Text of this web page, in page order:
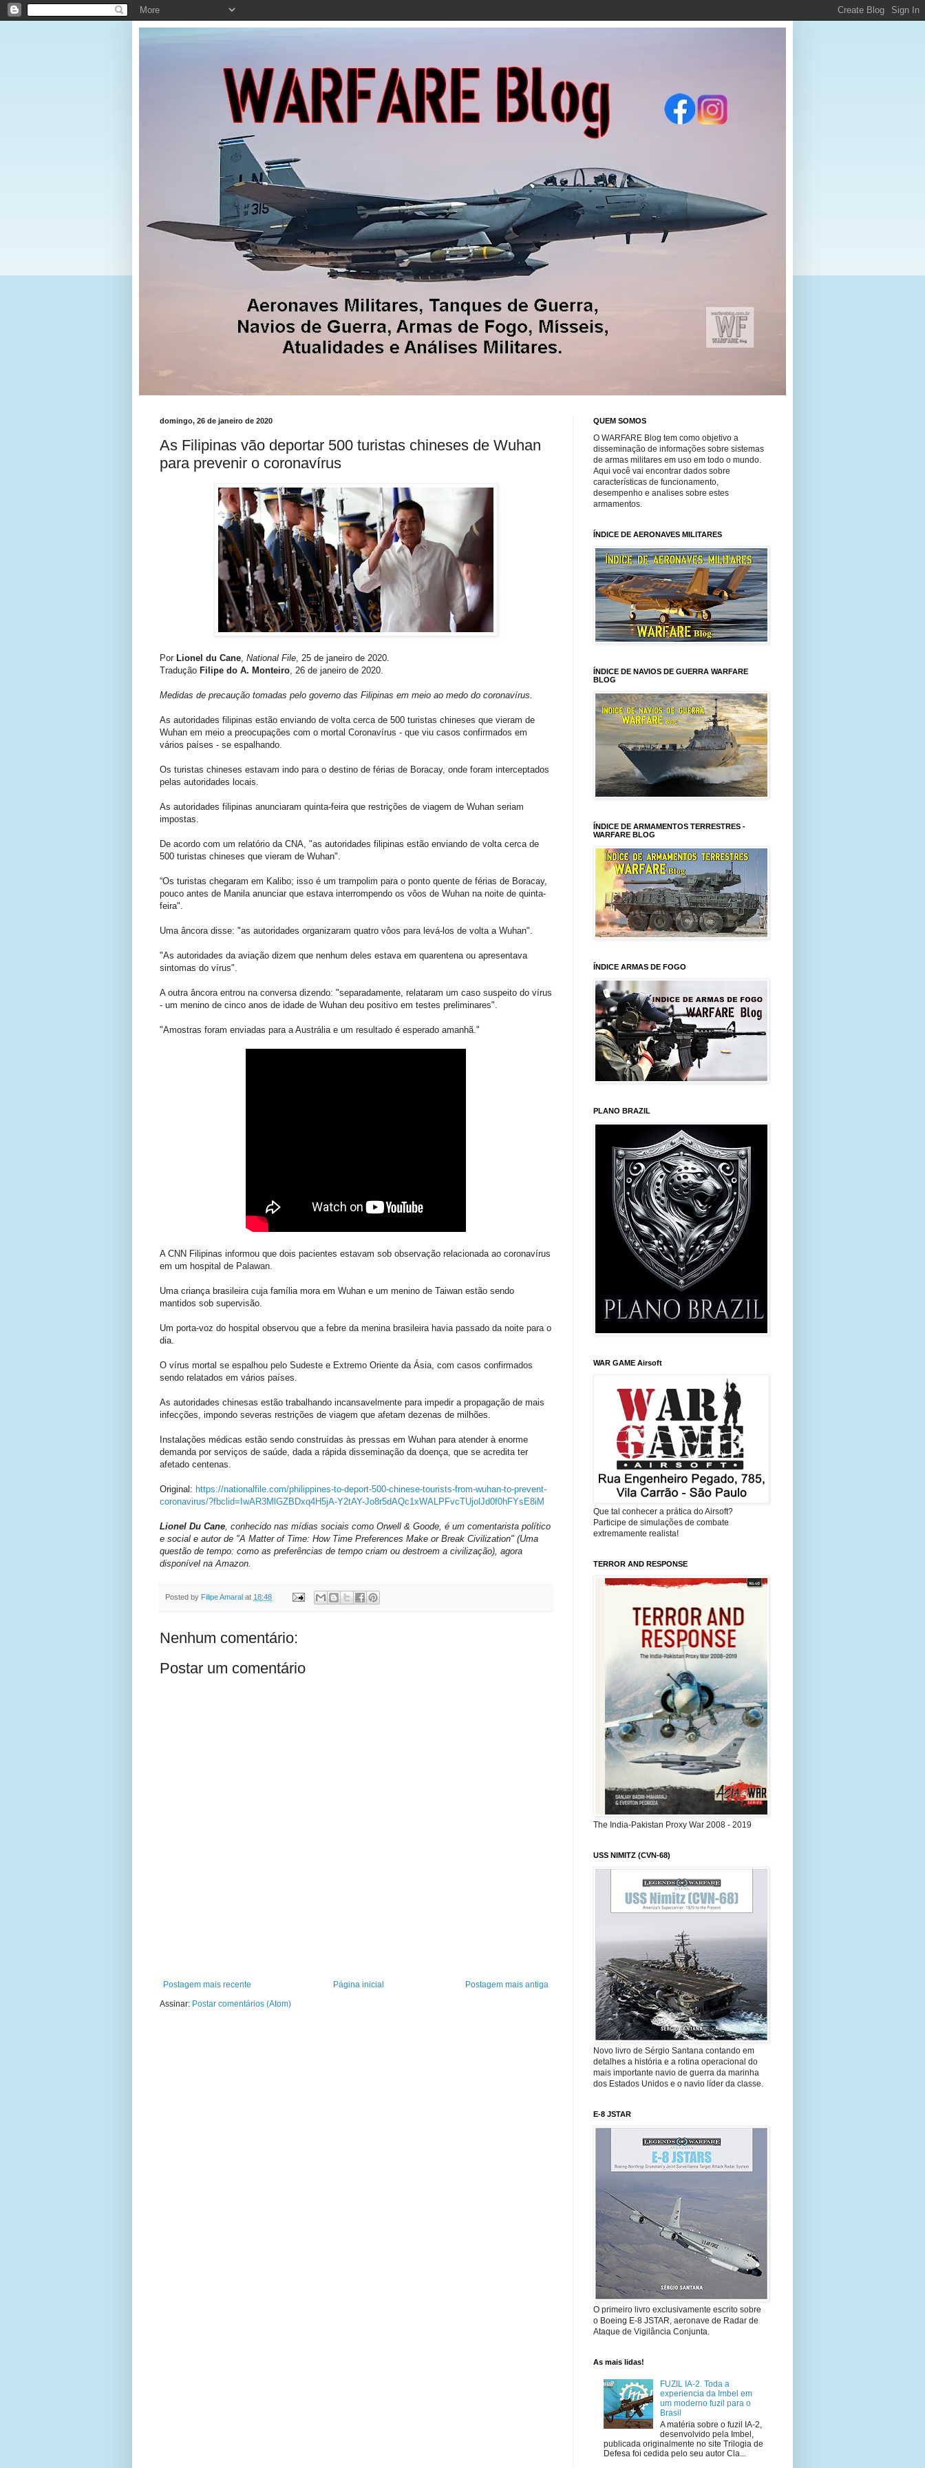
domingo, 26 de janeiro de 2020
As Filipinas vão deportar 500 turistas chineses de Wuhan
para prevenir o coronavírus
Por Lionel du Cane National File , 25 de janeiro de 2020.
Tradução Filipe do A. Monteiro , 26 de janeiro de 2020.
Medidas de precaução tomadas pelo governo das Filipinas em meio ao medo do coronavírus.
As autoridades filipinas estão enviando de volta cerca de 500 turistas chineses que vieram de
Wuhan em meio a preocupações com o mortal Coronavírus - que viu casos confirmados em
vários países - se espalhando.
Os turistas chineses estavam indo para o destino de férias de Boracay, onde foram interceptados
pelas autoridades locais.
As autoridades filipinas anunciaram quinta-feira que restrições de viagem de Wuhan seriam
impostas.
De acordo com um relatório da CNA, "as autoridades filipinas estão enviando de volta cerca de
500 turistas chineses que vieram de Wuhan".
“Os turistas chegaram em Kalibo; isso é um trampolim para o ponto quente de férias de Boracay,
pouco antes de Manila anunciar que estava interrompendo os vôos de Wuhan na noite de quinta-
feira".
Uma âncora disse: "as autoridades organizaram quatro vôos para levá-los de volta a Wuhan".
"As autoridades da aviação dizem que nenhum deles estava em quarentena ou apresentava
sintomas do vírus".
A outra âncora entrou na conversa dizendo: "separadamente, relataram um caso suspeito do vírus
- um menino de cinco anos de idade de Wuhan deu positivo em testes preliminares".
"Amostras foram enviadas para a Austrália e um resultado é esperado amanhã."
A CNN Filipinas informou que dois pacientes estavam sob observação relacionada ao coronavírus
em um hospital de Palawan.
Uma criança brasileira cuja família mora em Wuhan e um menino de Taiwan estão sendo
mantidos sob supervisão.
Um porta-voz do hospital observou que a febre da menina brasileira havia passado da noite para o
dia.
O vírus mortal se espalhou pelo Sudeste e Extremo Oriente da Ásia, com casos confirmados
sendo relatados em vários países.
As autoridades chinesas estão trabalhando incansavelmente para impedir a propagação de mais
infecções, impondo severas restrições de viagem que afetam dezenas de milhões.
Instalações médicas estão sendo construídas às pressas em Wuhan para atender à enorme
demanda por serviços de saúde, dada a rápida disseminação da doença, que se acredita ter
afetado centenas.
Original: https://nationalfile.com/philippines-to-deport-500-chinese-tourists-from-wuhan-to-prevent-
coronavirus/?fbclid=IwAR3MlGZBDxq4H5jA-Y2tAY-Jo8r5dAQc1xWALPFvcTUjolJd0f0hFYsE8iM
Lionel Du Cane , conhecido nas mídias sociais como Orwell & Goode, é um comentarista político
e social e autor de "A Matter of Time: How Time Preferences Make or Break Civilization" (Uma
questão de tempo: como as preferências de tempo criam ou destroem a civilização), agora
disponível na Amazon.
Posted by Filipe Amaral at 18:48
Nenhum comentário:
Postar um comentário
Postagem mais recente Postagem mais antiga
Página inicial
Assinar: Postar comentários (Atom)
QUEM SOMOS
O WARFARE Blog tem como objetivo a
disseminação de informações sobre sistemas
de armas militares em uso em todo o mundo.
Aqui você vai encontrar dados sobre
características de funcionamento,
desempenho e analises sobre estes
armamentos.
ÍNDICE DE AERONAVES MILITARES
ÍNDICE DE NAVIOS DE GUERRA WARFARE
BLOG
ÍNDICE DE ARMAMENTOS TERRESTRES -
WARFARE BLOG
ÍNDICE ARMAS DE FOGO
PLANO BRAZIL
WAR GAME Airsoft
Que tal conhecer a prática do Airsoft?
Participe de simulações de combate
extremamente realista!
TERROR AND RESPONSE
The India-Pakistan Proxy War 2008 - 2019
USS NIMITZ (CVN-68)
Novo livro de Sérgio Santana contando em
detalhes a história e a rotina operacional do
mais importante navio de guerra da marinha
dos Estados Unidos e o navio líder da classe.
E-8 JSTAR
O primeiro livro exclusivamente escrito sobre
o Boeing E-8 JSTAR, aeronave de Radar de
Ataque de Vigilância Conjunta.
As mais lidas!
FUZIL IA-2. Toda a
experiencia da Imbel em
um moderno fuzil para o
Brasil
A matéria sobre o fuzil IA-2,
desenvolvido pela Imbel,
publicada originalmente no site Trilogia de
Defesa foi cedida pelo seu autor Cla...